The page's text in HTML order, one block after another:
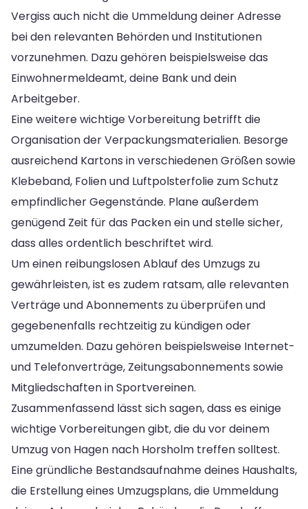
Vergiss auch nicht die Ummeldung deiner Adresse
bei den relevanten Behörden und Institutionen
vorzunehmen. Dazu gehören beispielsweise das
Einwohnermeldeamt, deine Bank und dein
Arbeitgeber.
Eine weitere wichtige Vorbereitung betrifft die
Organisation der Verpackungsmaterialien. Besorge
ausreichend Kartons in verschiedenen Größen sowie
Klebeband, Folien und Luftpolsterfolie zum Schutz
empfindlicher Gegenstände. Plane außerdem
genügend Zeit für das Packen ein und stelle sicher,
dass alles ordentlich beschriftet wird.
Um einen reibungslosen Ablauf des Umzugs zu
gewährleisten, ist es zudem ratsam, alle relevanten
Verträge und Abonnements zu überprüfen und
gegebenenfalls rechtzeitig zu kündigen oder
umzumelden. Dazu gehören beispielsweise Internet-
und Telefonverträge, Zeitungsabonnements sowie
Mitgliedschaften in Sportvereinen.
Zusammenfassend lässt sich sagen, dass es einige
wichtige Vorbereitungen gibt, die du vor deinem
Umzug von Hagen nach Horsholm treffen solltest.
Eine gründliche Bestandsaufnahme deines Haushalts,
die Erstellung eines Umzugsplans, die Ummeldung